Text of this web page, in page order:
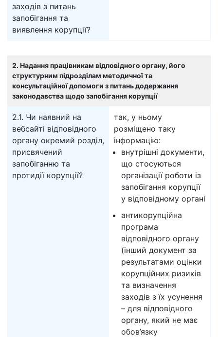
заходів з питань
запобігання та
виявлення корупції?
2. Надання працівникам відповідного органу, його
структурним підрозділам методичної та
консультаційної допомоги з питань додержання
законодавства щодо запобігання корупції
2.1. Чи наявний на
вебсайті відповідного
органу окремий розділ,
присвячений
запобіганню та
протидії корупції?
так, у ньому
розміщено таку
інформацію:
внутрішні документи,
що стосуються
організації роботи із
запобігання корупції
у відповідному органі
антикорупційна
програма
відповідного органу
(інший документ за
результатами оцінки
корупційних ризиків
та визначення
заходів з їх усунення
– для відповідного
органу, який не має
обов’язку